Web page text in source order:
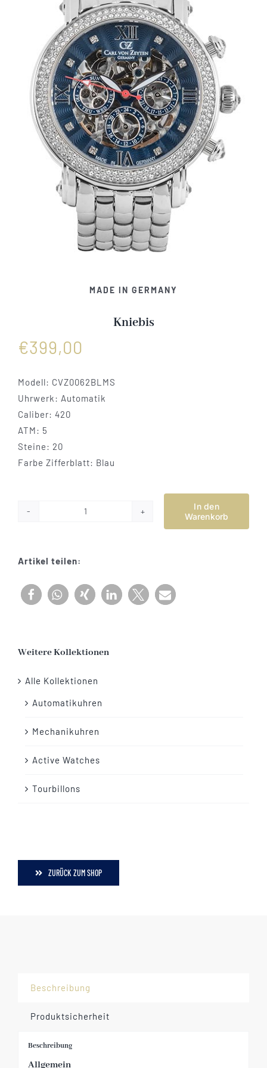
Mechanikuhren
Active Watches
Tourbillons
News
Geschichte
Händler
Kontakt
MADE IN GERMANY
Kniebis
€399,00
Modell: CVZ0062BLMS
Uhrwerk: Automatik
Caliber: 420
ATM: 5
Steine: 20
Farbe Zifferblatt: Blau
Kniebis
In den
Warenkorb
Artikel teilen:
Weitere Kollektionen
Alle Kollektionen
Automatikuhren
Mechanikuhren
Active Watches
Tourbillons
ZURÜCK ZUM SHOP
Beschreibung
Produktsicherheit
Beschreibung
Allgemein